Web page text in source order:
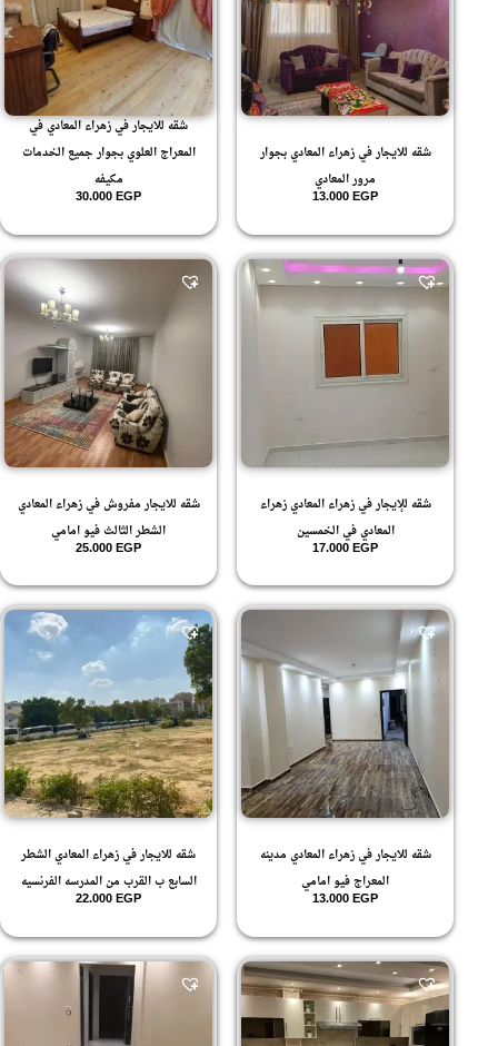
شقه للايجار في زهراء المعادي بجوار
مرور المعادي
13.000EGP
شقه للايجار في زهراء المعادي في
المعراج العلوي بجوار جميع الخدمات
مكيفه
30.000EGP
شقه للإيجار في زهراء المعادي زهراء
المعادي في الخمسين
17.000EGP
شقه للايجار مفروش في زهراء المعادي
الشطر الثالث فيو امامي
25.000EGP
شقه للايجار في زهراء المعادي مدينه
المعراج فيو امامي
13.000EGP
شقه للايجار في زهراء المعادي الشطر
السابع ب القرب من المدرسه الفرنسيه
22.000EGP